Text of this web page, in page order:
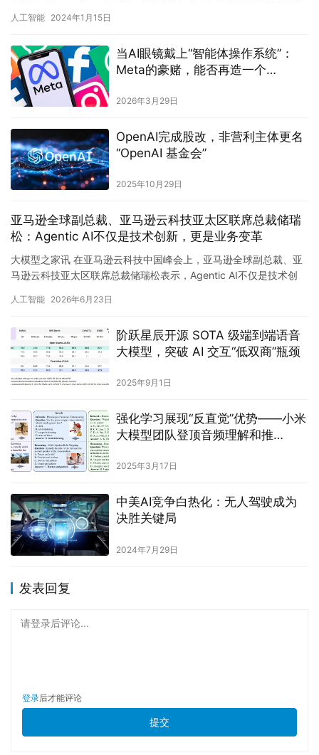
人工智能 2024年1月15日
当AI眼镜戴上“智能体操作系统”：
Meta的豪赌，能否再造一个
2026年3月29日
OpenAI完成股改，非营利主体更名
“OpenAI 基金会”
2025年10月29日
亚马逊全球副总裁、亚马逊云科技亚太区联席总裁储瑞
松：Agentic AI不仅是技术创新，更是业务变革
大模型之家讯 在亚马逊云科技中国峰会上，亚马逊全球副总裁、亚
马逊云科技亚太区联席总裁储瑞松表示，Agentic AI不仅是技术创
人工智能 2026年6月23日
阶跃星辰开源 SOTA 级端到端语音
大模型，突破 AI 交互“低双商”瓶颈
2025年9月1日
强化学习展现“反直觉”优势——小米
大模型团队登顶音频理解和推
2025年3月17日
中美AI竞争白热化：无人驾驶成为
决胜关键局
2024年7月29日
发表回复
请登录后评论...
登录后才能评论
提交